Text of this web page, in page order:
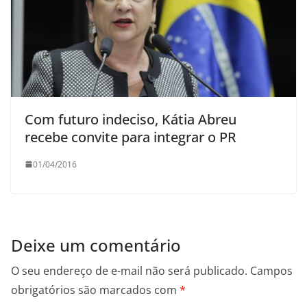
Com futuro indeciso, Kátia Abreu
recebe convite para integrar o PR
01/04/2016
Deixe um comentário
O seu endereço de e-mail não será publicado. Campos
obrigatórios são marcados com *